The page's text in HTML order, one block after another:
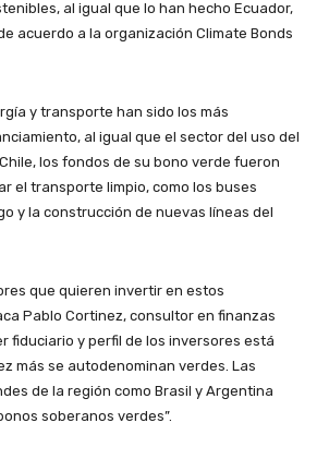
al igual que lo han hecho Ecuador,
acuerdo a la organización Climate Bonds
y transporte han sido los más
al igual que el sector del uso del
los fondos de su bono verde fueron
el transporte limpio, como los buses
y la construcción de nuevas líneas del
que quieren invertir en estos
Pablo Cortinez, consultor en finanzas
fiduciario y perfil de los inversores está
más se autodenominan verdes. Las
de la región como Brasil y Argentina
soberanos verdes”.